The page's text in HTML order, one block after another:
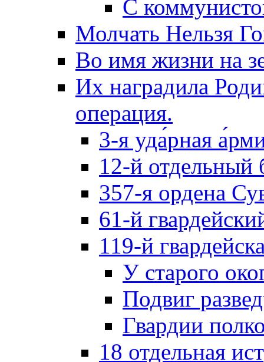
С
Молчать Нельзя
Во имя жизни на
Их наградила
операция.
3-я уда́рная
12-й отдельный
357-я ордена
61-й
119-й
У старого
Подвиг
Гвардии
18 отдельная